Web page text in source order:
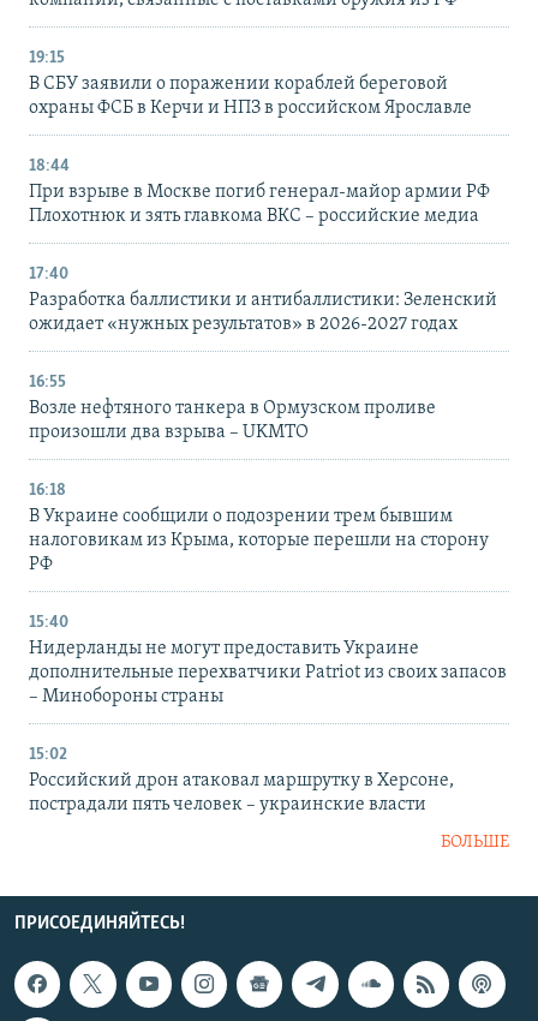
19:15
В СБУ заявили о поражении кораблей береговой
охраны ФСБ в Керчи и НПЗ в российском Ярославле
18:44
При взрыве в Москве погиб генерал-майор армии РФ
Плохотнюк и зять главкома ВКС – российские медиа
17:40
Разработка баллистики и антибаллистики: Зеленский
ожидает «нужных результатов» в 2026-2027 годах
16:55
Возле нефтяного танкера в Ормузском проливе
произошли два взрыва – UKMTO
16:18
В Украине сообщили о подозрении трем бывшим
налоговикам из Крыма, которые перешли на сторону
РФ
15:40
Нидерланды не могут предоставить Украине
дополнительные перехватчики Patriot из своих запасов
– Минобороны страны
15:02
Российский дрон атаковал маршрутку в Херсоне,
пострадали пять человек – украинские власти
БОЛЬШЕ
ПРИСОЕДИНЯЙТЕСЬ!